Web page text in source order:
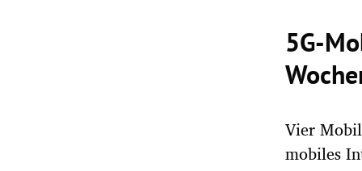
5G-
Vier
mobiles